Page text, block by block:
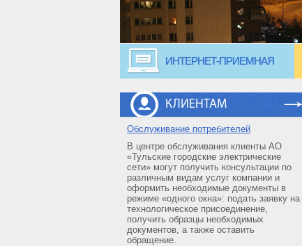
ИНТЕРНЕТ-ПРИЕМНАЯ
КЛИЕНТАМ
Обслуживание потребителей
В центре обслуживания клиенты АО
«Тульские городские электрические
сети» могут получить консультации по
различным видам услуг компании и
оформить необходимые документы в
режиме «одного окна»: подать заявку на
технологическое присоединение,
получить образцы необходимых
документов, а также оставить
обращение.